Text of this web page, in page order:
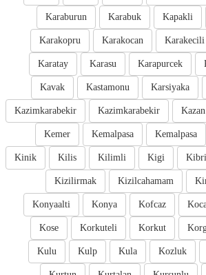
Kapakli
Karabuk
Karaburun
Karakecili
Karakocan
Karakopru
Karapurcek
Karasu
Karatay
Karsiyaka
Kastamonu
Kavak
Kazan
Kazimkarabekir
Kazimkarabekir
Kemalpasa
Kemalpasa
Kemer
Kigi
Kilimli
Kilis
Kinik
Kizilcahamam
Kizilirmak
Kofcaz
Konya
Konyaalti
Korkut
Korkuteli
Kose
Kozluk
Kula
Kulp
Kulu